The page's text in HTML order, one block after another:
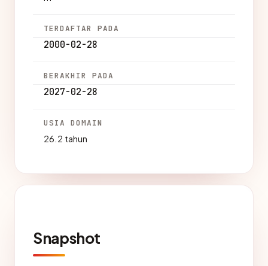
TERDAFTAR PADA
2000-02-28
BERAKHIR PADA
2027-02-28
USIA DOMAIN
26.2 tahun
Snapshot